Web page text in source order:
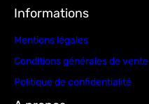
Informations
Mentions légales
Conditions générales de vente
Politique de confidentialité